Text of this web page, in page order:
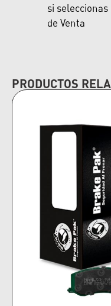
si
de Venta
PRODUCTOS